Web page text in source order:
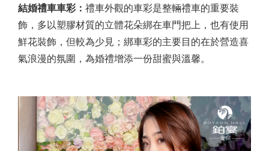
結婚禮車車彩： 禮車外觀的車彩是整輛禮車的重要裝
飾，多以塑膠材質的立體花朵綁在車門把上，也有使用
鮮花裝飾，但較為少見；綁車彩的主要目的在於營造喜
氣浪漫的氛圍，為婚禮增添一份甜蜜與溫馨。